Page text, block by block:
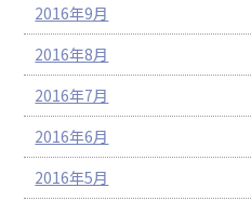
2016年9月
2016年8月
2016年7月
2016年6月
2016年5月